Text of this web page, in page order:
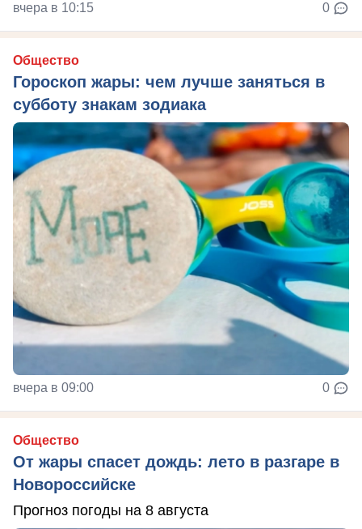
вчера в 10:15 0
Общество
Гороскоп жары: чем лучше заняться в
субботу знакам зодиака
вчера в 09:00 0
Общество
От жары спасет дождь: лето в разгаре в
Новороссийске
Прогноз погоды на 8 августа